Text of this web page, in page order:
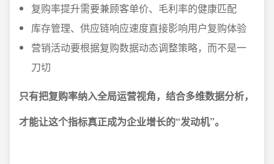
复购率提升需要兼顾客单价、毛利率的健康匹配
库存管理、供应链响应速度直接影响用户复购体验
营销活动要根据复购数据动态调整策略，而不是一
刀切
只有把复购率纳入全局运营视角，结合多维数据分析，
才能让这个指标真正成为企业增长的“发动机”。